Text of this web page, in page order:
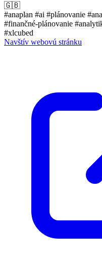
🇬🇧
#anaplan #ai #plánovanie
#finančné-plánovanie
#xlcubed
Navštív webovú stránku